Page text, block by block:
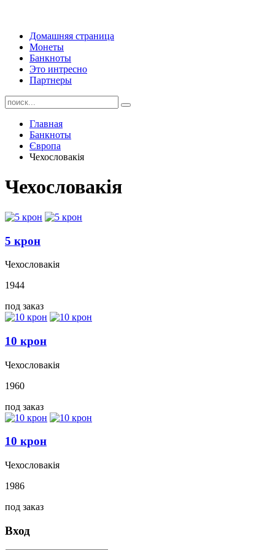
Домашняя страница
Монеты
Банкноты
Это интресно
Партнеры
Главная
Банкноты
Європа
Чехословакія
Чехословакія
5 крон
Чехословакія
1944
под заказ
10 крон
Чехословакія
1960
под заказ
10 крон
Чехословакія
1986
под заказ
Вход